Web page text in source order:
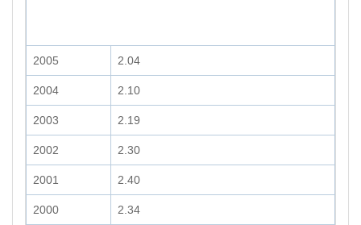
2005 2.04
2004 2.10
2003 2.19
2002 2.30
2001 2.40
2000 2.34